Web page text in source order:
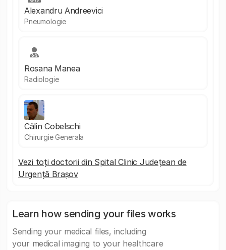
Alexandru Andreevici
Pneumologie
Rosana Manea
Radiologie
Călin Cobelschi
Chirurgie Generala
Vezi toți doctorii din Spital Clinic Județean de
Urgență Brașov
Learn how sending your files works
Sending your medical files, including
your medical imaging to your healthcare